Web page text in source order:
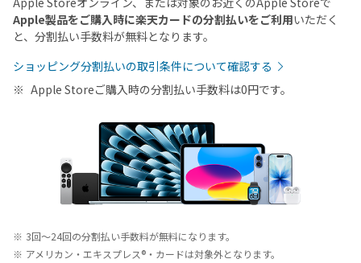
Apple製品をご購入時に楽天カードの分割払いをご利用いただく
と、分割払い手数料が無料となります。
ショッピング分割払いの取引条件について確認する
Apple Storeご購入時の分割払い手数料は0円です。
3回～24回の分割払い手数料が無料になります。
アメリカン・エキスプレス®・カードは対象外となります。